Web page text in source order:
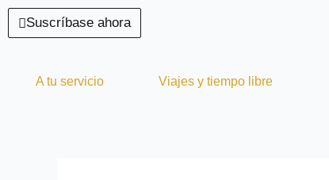
Suscríbase ahora
A tu servicio Viajes y tiempo libre